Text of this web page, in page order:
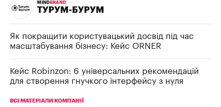
MIND BRAND
ТУРУМ-БУРУМ
Як покращити користувацький досвід під час
масштабування бізнесу: Кейс ORNER
Кейс Robinzon: 6 універсальних рекомендацій
для створення гнучкого інтерфейсу з нуля
ВСІ МАТЕРІАЛИ КОМПАНІЇ